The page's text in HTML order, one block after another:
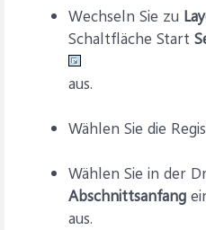
Wechseln Sie zu
Schaltfläche Start
aus.
Wählen Sie die
Wählen Sie in der
Abschnittsanfang
aus.